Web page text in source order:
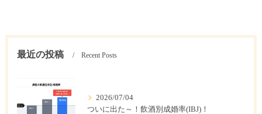
最近の投稿 Recent Posts
2026/07/04
ついに出た～！飲酒別成婚率(IBJ)！